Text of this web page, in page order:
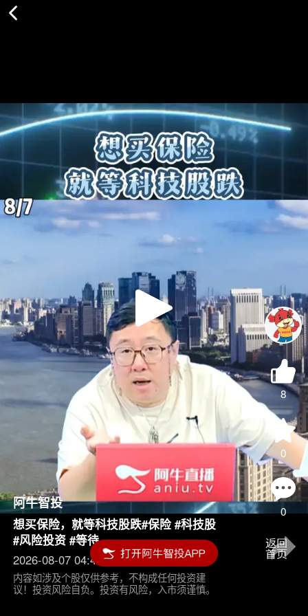
Play
Video
8
0
0
阿牛智投
想买保险，就等科技股跌#保险 #科技股
#风险投资 #等待
2026-08-07 04:45
内容如涉及个股仅供参考，不构成任何投资建
议！投资风险自负。投资有风险，入市须谨慎。